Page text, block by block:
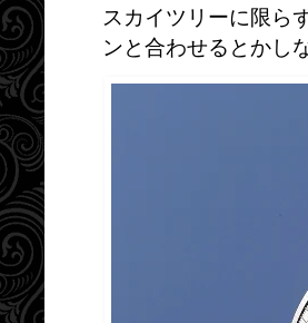
スカイツリーに限ら
ンと合わせるとかし